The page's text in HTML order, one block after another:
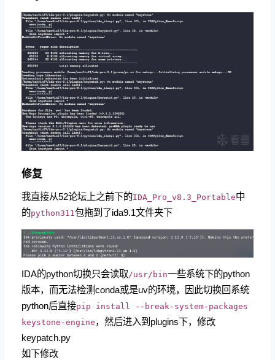
修复
我直接从52论坛上之前下的IDA_Pro_v8.3_Portable中
的python311包拖到了ida9.1文件夹下
IDA的python切换只会读取/usr/bin一些系统下的python
版本，而无法检测conda或是uv的环境，因此切换回系统
python后直接pip install --break-system-packages
keystone-engine，然后进入到plugins下，修改
keypatch.py
如下修改